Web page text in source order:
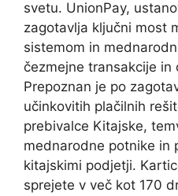
svetu. UnionPay,
zagotavlja ključni most
sistemom in
čezmejne transakcije in
Prepoznan je po
učinkovitih plačilnih
prebivalce Kitajske,
mednarodne potnike in
kitajskimi podjetji.
sprejete v več kot 170